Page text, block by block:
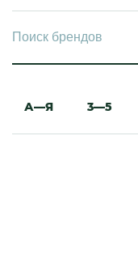
А—Я 3—5